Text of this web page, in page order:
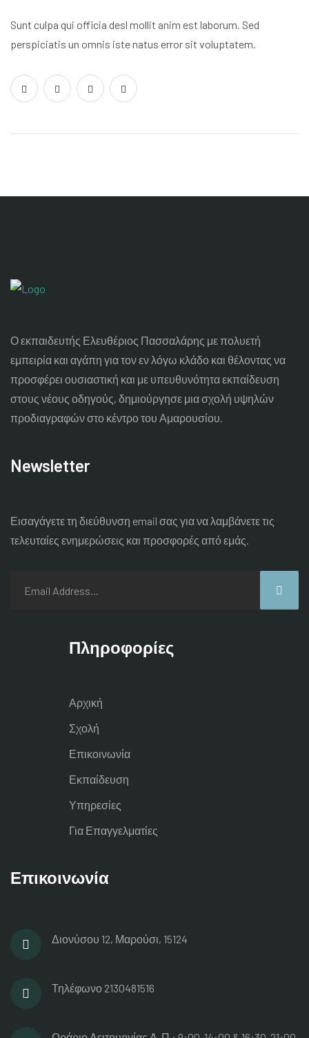
Sunt culpa qui officia desl mollit anim est laborum. Sed
perspiciatis un omnis iste natus error sit voluptatem.
Ο εκπαιδευτής Ελευθέριος Πασσαλάρης με πολυετή
εμπειρία και αγάπη για τον εν λόγω κλάδο και θέλοντας να
προσφέρει ουσιαστική και με υπευθυνότητα εκπαίδευση
στους νέους οδηγούς, δημιούργησε μια σχολή υψηλών
προδιαγραφών στο κέντρο του Αμαρουσίου.
Newsletter
Εισαγάγετε τη διεύθυνση email σας για να λαμβάνετε τις
τελευταίες ενημερώσεις και προσφορές από εμάς.
Πληροφορίες
Αρχική
Σχολή
Επικοινωνία
Εκπαίδευση
Υπηρεσίες
Για Επαγγελματίες
Επικοινωνία
Διονύσου 12, Μαρούσι, 15124
Τηλέφωνο 2130481516